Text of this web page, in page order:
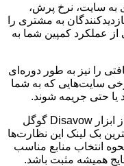
به سایت، نرخ پرش،
به مشتری را
از عملکرد کمپین شما به
را نیز به طور دوره‌ای
سایت‌هایی که به شما
یا حتی جریمه شوند.
در چنین مواردی باید سریعا اقدام کنید و از ابزار Disavow گوگل
بک لینک این نظارت‌ها
انتخاب منابع مناسب
همیشه مثبت باشد.